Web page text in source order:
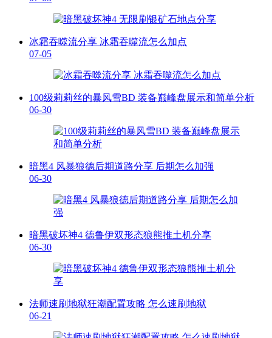
冰霜吞噬流分享 冰霜吞噬流怎么加点
07-05
100级莉莉丝的暴风雪BD 装备巅峰盘展示和简单分析
06-30
暗黑4 风暴狼德后期道路分享 后期怎么加强
06-30
暗黑破坏神4 德鲁伊双形态狼熊推土机分享
06-30
法师速刷地狱狂潮配置攻略 怎么速刷地狱
06-21